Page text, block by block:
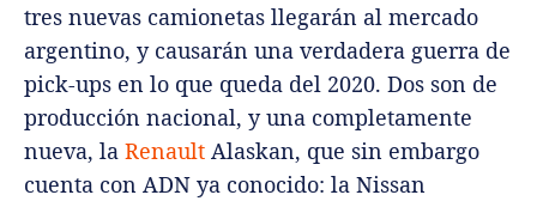
tres nuevas camionetas llegarán al mercado
argentino, y causarán una verdadera guerra de
pick-ups en lo que queda del 2020. Dos son de
producción nacional, y una completamente
nueva, la Renault Alaskan, que sin embargo
cuenta con ADN ya conocido: la Nissan